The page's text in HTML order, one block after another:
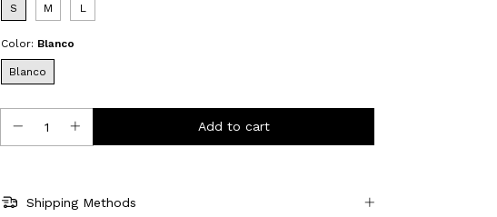
S M L
Color: Blanco
Blanco
Shipping Methods